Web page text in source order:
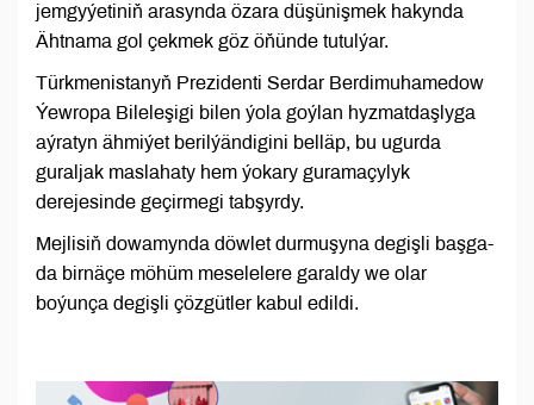
jemgyýetiniň arasynda özara düşünişmek hakynda
Ähtnama gol çekmek göz öňünde tutulýar.
Türkmenistanyň Prezidenti Serdar Berdimuhamedow
Ýewropa Bileleşigi bilen ýola goýlan hyzmatdaşlyga
aýratyn ähmiýet berilýändigini belläp, bu ugurda
guraljak maslahaty hem ýokary guramaçylyk
derejesinde geçirmegi tabşyrdy.
Mejlisiň dowamynda döwlet durmuşyna degişli başga-
da birnäçe möhüm meselelere garaldy we olar
boýunça degişli çözgütler kabul edildi.